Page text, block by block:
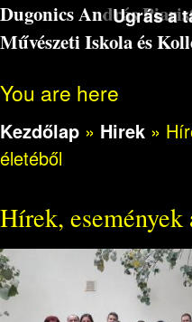
Ugrás a
Dugonics András
Művészeti Iskola és
You are here
Kezdőlap » Hirek »
életéből
Hírek,